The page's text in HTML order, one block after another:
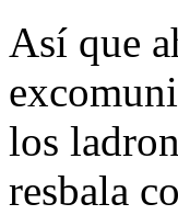
Así que
los
resbala